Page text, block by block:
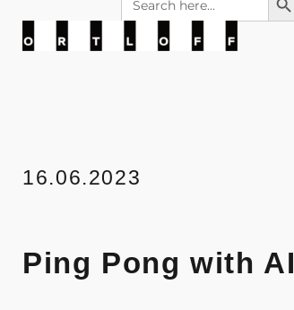
for:
16.06.2023
Ping Pong with AI